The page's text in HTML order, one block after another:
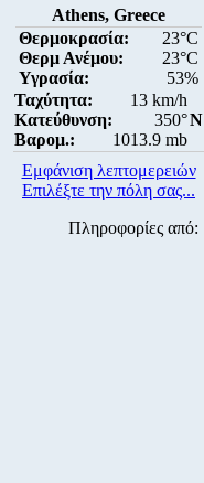
Athens, Greece
Θερμοκρασία:
23°C
Θερμ Ανέμου:
23°C
Υγρασία:
53%
Ταχύτητα:
13 km/h
Κατεύθυνση:
350°
Βαρομ.:
1013.9 mb
N
Εμφάνιση λεπτομερειών
Επιλέξτε την πόλη σας...
Πληροφορίες από: